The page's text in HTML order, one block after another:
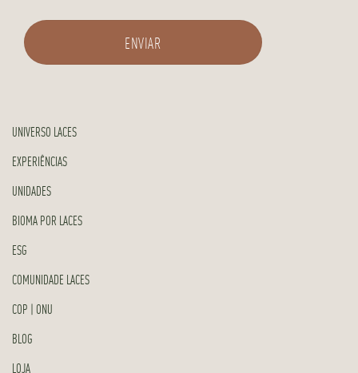
UNIVERSO LACES
EXPERIÊNCIAS
UNIDADES
BIOMA POR LACES
ESG
COMUNIDADE LACES
COP | ONU
BLOG
LOJA